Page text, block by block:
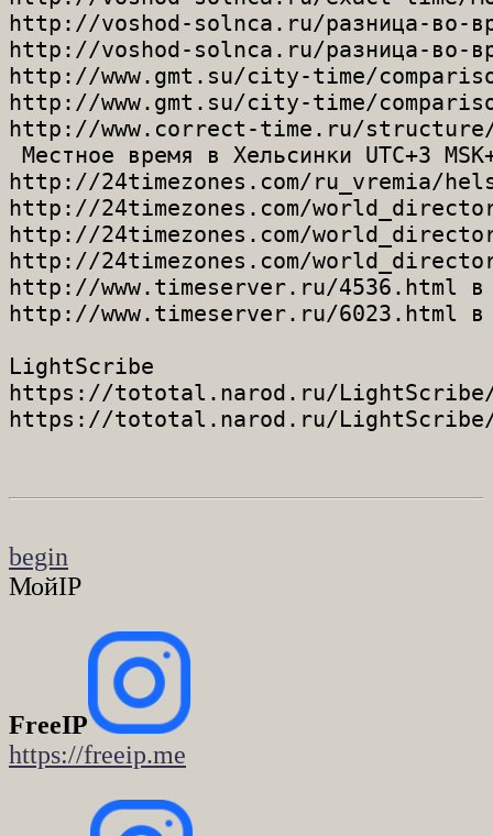
http://voshod-solnca.ru/разница-во-
http://voshod-solnca.ru/разница-во-
http://www.gmt.su/city-time/
http://www.gmt.su/city-time/
http://www.correct-time.ru/structure/
Местное время в Хельсинки UTC+3
http://24timezones.com/ru_vremia/
http://24timezones.com/
http://24timezones.com/
http://24timezones.com/
http://www.timeserver.ru/4536.html в
http://www.timeserver.ru/6023.html в
LightScribe
https://tototal.narod.ru/LightScribe/
begin
МойIP
FreeIP
https://freeip.me